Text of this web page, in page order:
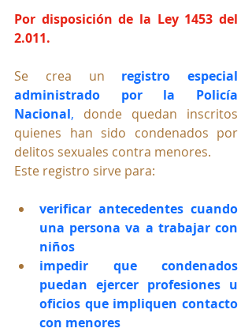
Por disposición de la Ley 1453 del
2.011.
Se crea un registro especial
administrado por la Policía
Nacional, donde quedan inscritos
quienes han sido condenados por
delitos sexuales contra menores.
Este registro sirve para:
verificar antecedentes cuando
una persona va a trabajar con
niños
impedir que condenados
puedan ejercer profesiones u
oficios que impliquen contacto
con menores